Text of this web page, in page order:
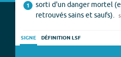
1
sorti d'un danger mortel
retrouvés sains et saufs).
SIGNE DÉFINITION LSF